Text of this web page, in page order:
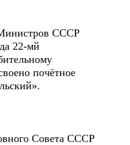
СССР
22-мй
почётное
Совета СССР